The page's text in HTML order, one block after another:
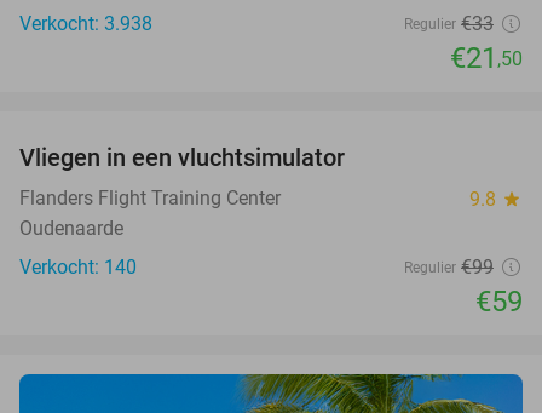
Verkocht: 3.938
Regulier €33
€21 ,50
Vliegen in een vluchtsimulator
Flanders Flight Training Center 9.8 star
Oudenaarde
Verkocht: 140
Regulier €99
€59